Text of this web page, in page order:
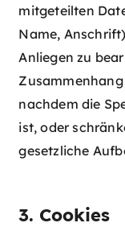
mitgeteilten
Name,
Anliegen zu
nachdem die
ist, oder
gesetzliche
3. Cookies